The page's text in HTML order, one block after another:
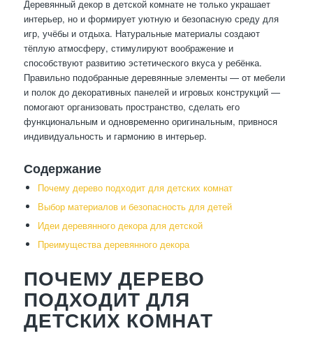
Деревянный декор в детской комнате не только украшает
интерьер, но и формирует уютную и безопасную среду для
игр, учёбы и отдыха. Натуральные материалы создают
тёплую атмосферу, стимулируют воображение и
способствуют развитию эстетического вкуса у ребёнка.
Правильно подобранные деревянные элементы — от мебели
и полок до декоративных панелей и игровых конструкций —
помогают организовать пространство, сделать его
функциональным и одновременно оригинальным, привнося
индивидуальность и гармонию в интерьер.
Содержание
Почему дерево подходит для детских комнат
Выбор материалов и безопасность для детей
Идеи деревянного декора для детской
Преимущества деревянного декора
ПОЧЕМУ ДЕРЕВО
ПОДХОДИТ ДЛЯ
ДЕТСКИХ КОМНАТ